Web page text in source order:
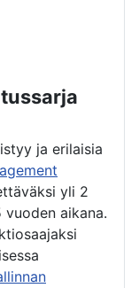
ja erilaisia
yli 2
aikana.